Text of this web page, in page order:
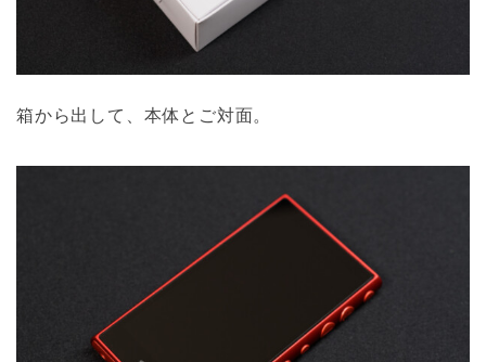
箱から出して、本体とご対面。